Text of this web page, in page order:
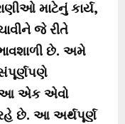
માટેનું કાર્ય,
જે રીતે
છે. અમે
આ એક એવો
છે. આ અર્થપૂર્ણ